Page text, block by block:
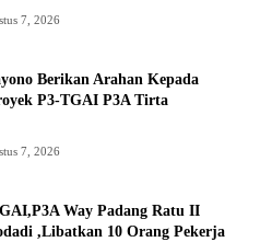
7, 2026
Berikan Arahan Kepada
P3-TGAI P3A Tirta
7, 2026
Way Padang Ratu II
,Libatkan 10 Orang Pekerja